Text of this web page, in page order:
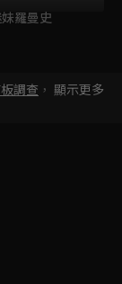
羅曼史
調查 ， 顯示更多